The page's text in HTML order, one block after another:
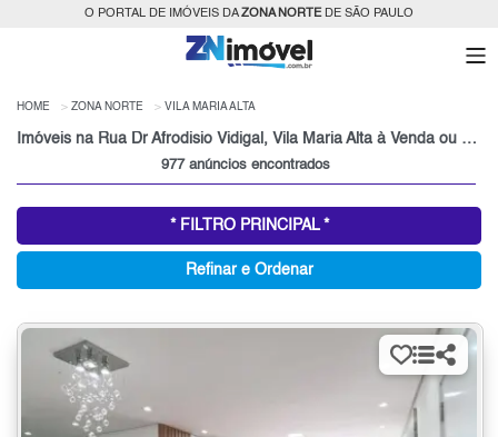
O PORTAL DE IMÓVEIS DAZONA NORTEDE SÃO PAULO
HOME ZONA NORTE VILA MARIA ALTA
Imóveis na Rua Dr Afrodisio Vidigal, Vila Maria Alta à Venda ou para Alugar, Zona Norte, São Paulo, SP
977 anúncios encontrados
* FILTRO PRINCIPAL *
Refinar e Ordenar